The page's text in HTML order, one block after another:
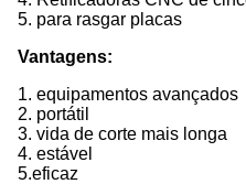
5. para rasgar placas
Vantagens:
1. equipamentos avançados
2. portátil
3. vida de corte mais longa
4. estável
5.eficaz